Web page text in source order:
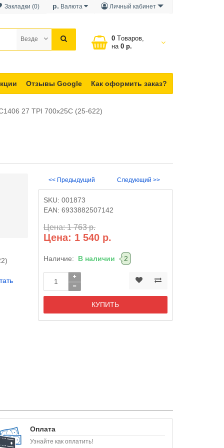
Личный кабинет
р. Валюта
Закладки (0)
0 Tоваров,
на
0 р.
Везде
Отзывы Google Как оформить заказ?
27 TPI 700x25C (25-622)
<< Предыдущий Следующий >>
SKU: 001873
EAN: 6933882507142
Цена: 1 763 р.
Цена: 1 540 р.
Наличие: В наличии 2
КУПИТЬ
Оплата
Узнайте как оплатить!